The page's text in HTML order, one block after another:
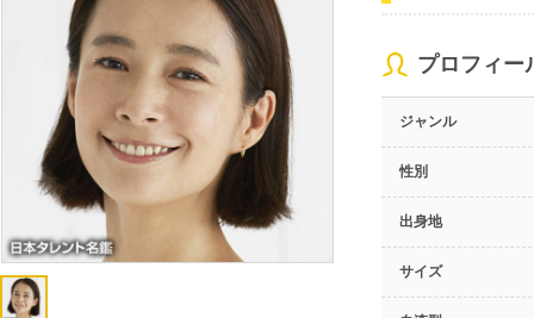
プロフィー
ジャンル
性別
出身地
サイズ